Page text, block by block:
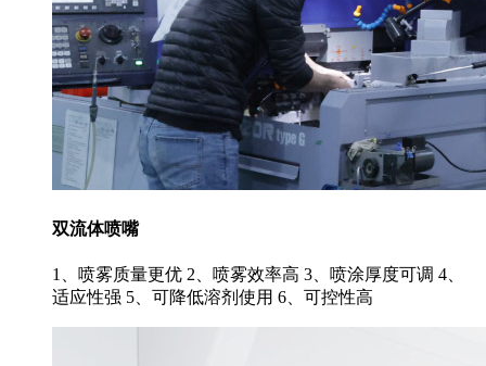
双流体喷嘴
1、喷雾质量更优 2、喷雾效率高 3、喷涂厚度可调 4、
适应性强 5、可降低溶剂使用 6、可控性高